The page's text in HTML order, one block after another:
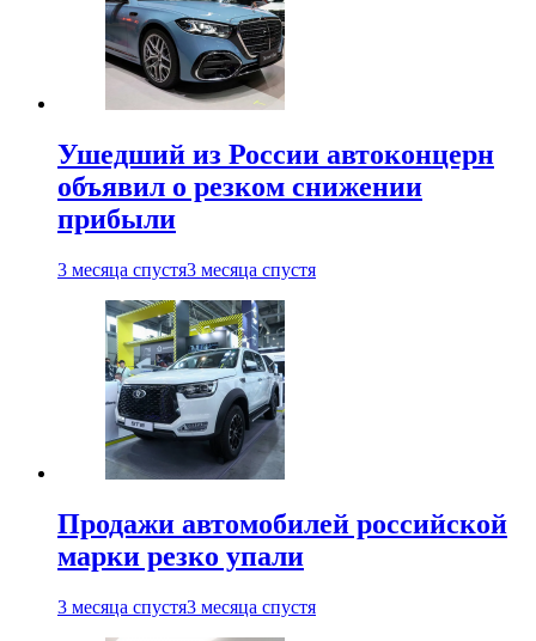
Ушедший из России автоконцерн
объявил о резком снижении
прибыли
3 месяца спустя3 месяца спустя
Продажи автомобилей российской
марки резко упали
3 месяца спустя3 месяца спустя